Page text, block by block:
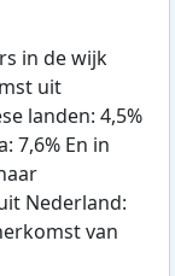
in de wijk
uit
landen: 4,5%
7,6% En in
Nederland:
van